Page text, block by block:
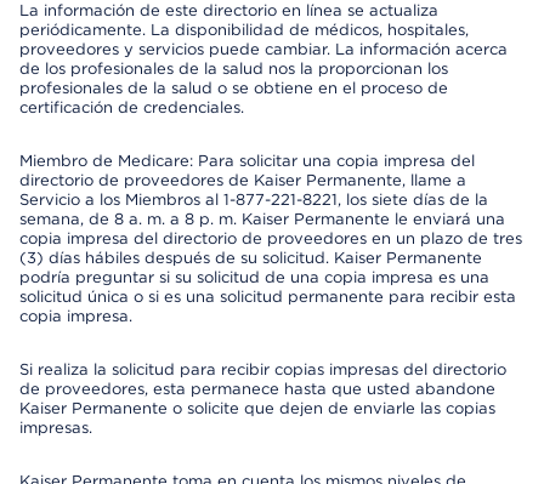
La información de este directorio en línea se actualiza
periódicamente. La disponibilidad de médicos, hospitales,
proveedores y servicios puede cambiar. La información acerca
de los profesionales de la salud nos la proporcionan los
profesionales de la salud o se obtiene en el proceso de
certificación de credenciales.
Miembro de Medicare: Para solicitar una copia impresa del
directorio de proveedores de Kaiser Permanente, llame a
Servicio a los Miembros al 1-877-221-8221, los siete días de la
semana, de 8 a. m. a 8 p. m. Kaiser Permanente le enviará una
copia impresa del directorio de proveedores en un plazo de tres
(3) días hábiles después de su solicitud. Kaiser Permanente
podría preguntar si su solicitud de una copia impresa es una
solicitud única o si es una solicitud permanente para recibir esta
copia impresa.
Si realiza la solicitud para recibir copias impresas del directorio
de proveedores, esta permanece hasta que usted abandone
Kaiser Permanente o solicite que dejen de enviarle las copias
impresas.